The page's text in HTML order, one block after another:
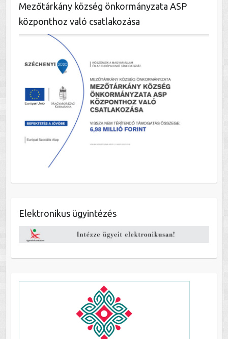
Mezőtárkány község önkormányzata ASP
központhoz való csatlakozása
Elektronikus ügyintézés